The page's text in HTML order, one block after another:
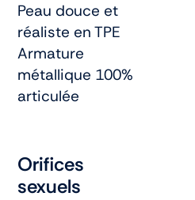
Peau douce et
réaliste en TPE
Armature
métallique 100%
articulée
Orifices
sexuels